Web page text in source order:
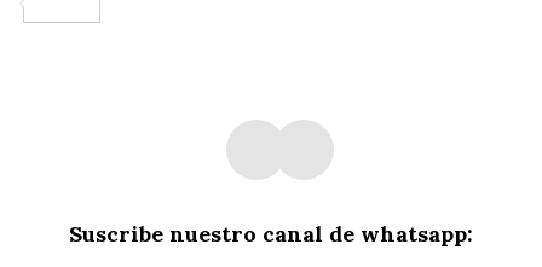
Suscribe nuestro canal de whatsapp: